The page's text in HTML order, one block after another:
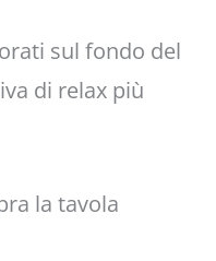
sul fondo del
di relax più
la tavola